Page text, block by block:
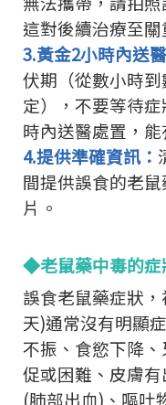
這對後續治療至關
3.黃金2小時內送醫
伏期（從數小時
定），不要等待症
時內送醫處置，
4.提供準確資訊：
間提供誤食的老
片。
◆老鼠藥中毒的症
誤食老鼠藥症狀
天)通常沒有明顯
不振、食慾下降
促或困難、 皮膚
(肺部出血)、嘔吐